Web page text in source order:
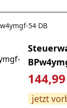
54 DB
jetzt